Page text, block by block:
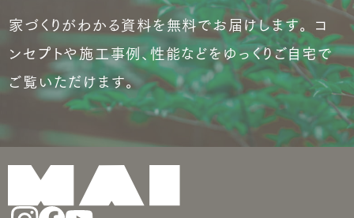
家づくりがわかる資料を無料でお届けします。 コ
ンセプトや施工事例、性能などをゆっくりご自宅で
ご覧いただけます。